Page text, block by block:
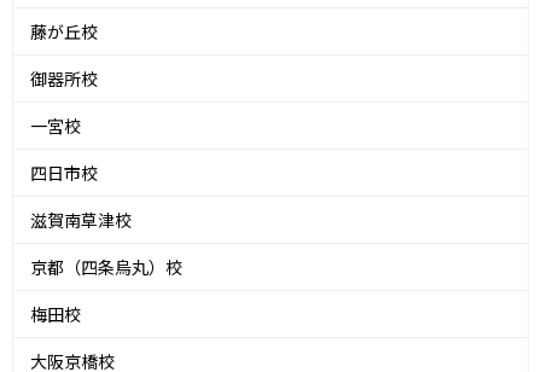
藤が丘校
御器所校
一宮校
四日市校
滋賀南草津校
京都（四条烏丸）校
梅田校
大阪京橋校